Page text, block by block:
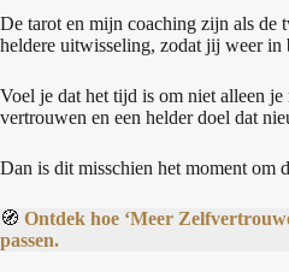
De tarot en mijn coaching zijn als de
heldere uitwisseling, zodat jij weer in
Voel je dat het tijd is om niet alleen
vertrouwen en een helder doel dat
Dan is dit misschien het moment om
🧭 Ontdek hoe ‘Meer
passen.